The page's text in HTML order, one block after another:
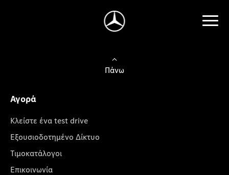
Πάνω
Αγορά
Κλείστε ένα test drive
Εξουσιοδοτημένο Δίκτυο
Τιμοκατάλογοι
Επικοινωνία